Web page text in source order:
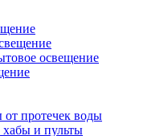
освещение
протечек воды
и пульты